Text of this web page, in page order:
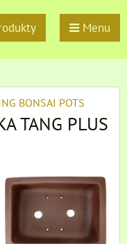
Menu
BONSAI POTS
TANG PLUS